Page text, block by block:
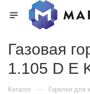
Газовая
1.105 D E
Каталог — Горелки для